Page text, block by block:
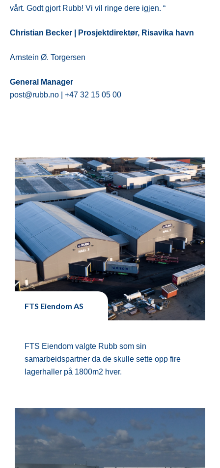
vårt. Godt gjort Rubb! Vi vil ringe dere igjen. “
Christian Becker | Prosjektdirektør, Risavika havn
Arnstein Ø. Torgersen
General Manager
post@rubb.no | +47 32 15 05 00
FTS Eiendom AS
FTS Eiendom valgte Rubb som sin
samarbeidspartner da de skulle sette opp fire
lagerhaller på 1800m2 hver.